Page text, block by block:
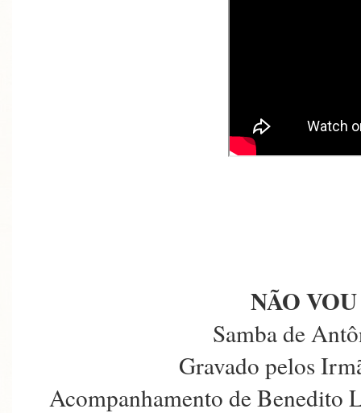
NÃO
Samba de
Gravado pelos
Acompanhamento de Benedito